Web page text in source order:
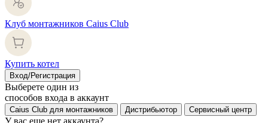
Клуб монтажников Caius Club
Купить котел
Вход/Регистрация
Выберете один из
способов входа в аккаунт
Caius Club для монтажников Дистрибьютор Сервисный центр
У вас еще нет аккаунта?